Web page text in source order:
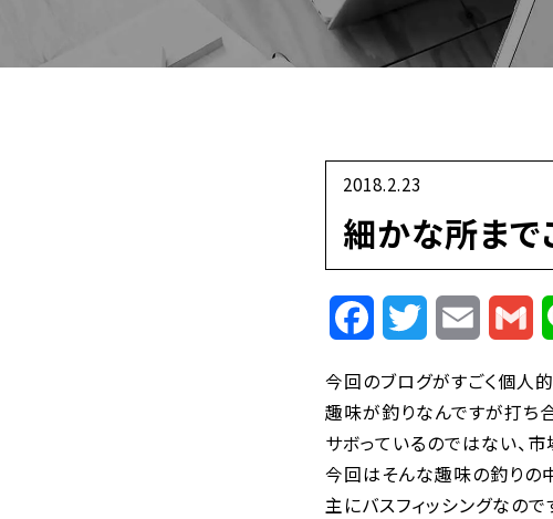
2018.2.23
細かな所まで
FacebookTwitterEmail
今回のブログがすごく個人的
趣味が釣りなんですが打ち
サボっているのではない、
今回はそんな趣味の釣りの
主にバスフィッシングなので